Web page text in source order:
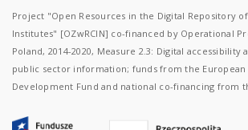
Project "Open Resources in the Digital Repository
Institutes" [OZwRCIN] co-financed by Operational
Poland, 2014-2020, Measure 2.3: Digital accessibility
public sector information; funds from the European
Development Fund and national co-financing from